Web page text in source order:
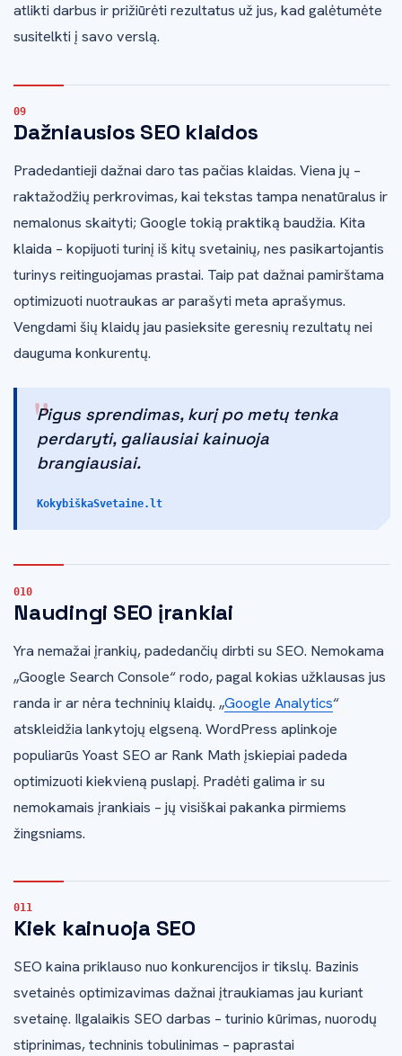
atlikti darbus ir prižiūrėti rezultatus už jus, kad galėtumėte
susitelkti į savo verslą.
Dažniausios SEO klaidos
Pradedantieji dažnai daro tas pačias klaidas. Viena jų –
raktažodžių perkrovimas, kai tekstas tampa nenatūralus ir
nemalonus skaityti; Google tokią praktiką baudžia. Kita
klaida – kopijuoti turinį iš kitų svetainių, nes pasikartojantis
turinys reitinguojamas prastai. Taip pat dažnai pamirštama
optimizuoti nuotraukas ar parašyti meta aprašymus.
Vengdami šių klaidų jau pasieksite geresnių rezultatų nei
dauguma konkurentų.
"
Pigus sprendimas, kurį po metų tenka
perdaryti, galiausiai kainuoja
brangiausiai.
KokybiškaSvetaine.lt
Naudingi SEO įrankiai
Yra nemažai įrankių, padedančių dirbti su SEO. Nemokama
„Google Search Console“ rodo, pagal kokias užklausas jus
randa ir ar nėra techninių klaidų. „Google Analytics“
atskleidžia lankytojų elgseną. WordPress aplinkoje
populiarūs Yoast SEO ar Rank Math įskiepiai padeda
optimizuoti kiekvieną puslapį. Pradėti galima ir su
nemokamais įrankiais – jų visiškai pakanka pirmiems
žingsniams.
Kiek kainuoja SEO
SEO kaina priklauso nuo konkurencijos ir tikslų. Bazinis
svetainės optimizavimas dažnai įtraukiamas jau kuriant
svetainę. Ilgalaikis SEO darbas – turinio kūrimas, nuorodų
stiprinimas, techninis tobulinimas – paprastai